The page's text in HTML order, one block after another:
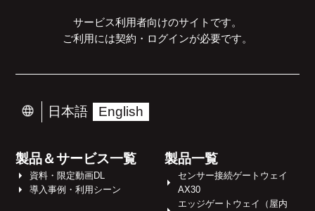
サービス利用者向けのサイトです。
ご利用には契約・ログインが必要です。
日本語 English
製品＆サービス一覧
資料・限定動画DL
導入事例・利用シーン
製品一覧
センサー接続ゲートウェイ
AX30
エッジゲートウェイ（屋内